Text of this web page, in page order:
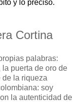
y lo preciso.
Cortina
palabras:
puerta de oro de
de la riqueza
soy
la autenticidad de